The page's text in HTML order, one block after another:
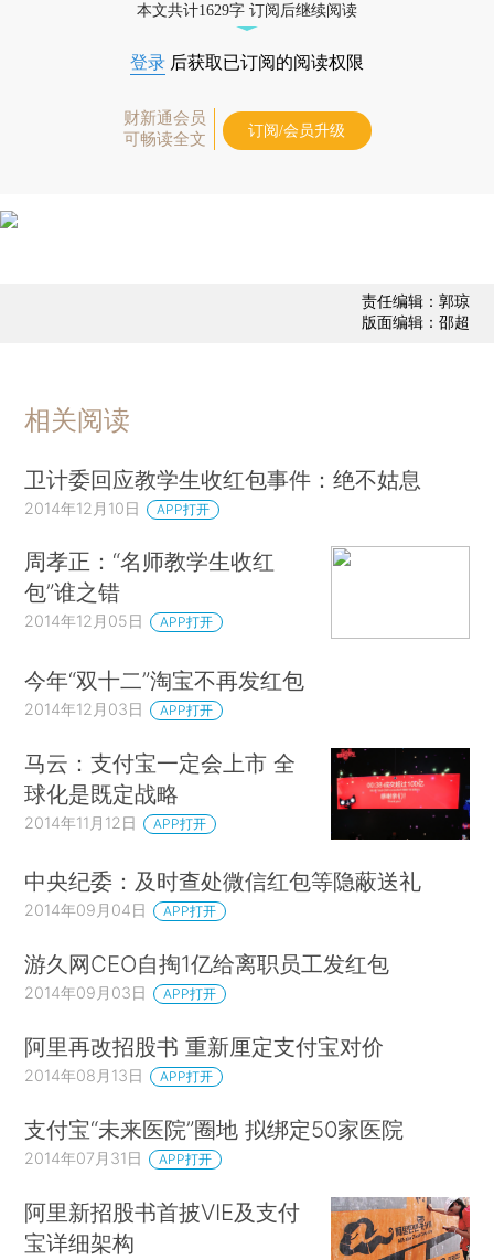
本文共计1629字 订阅后继续阅读
登录 后获取已订阅的阅读权限
财新通会员
可畅读全文
订阅/会员升级
责任编辑：郭琼
版面编辑：邵超
相关阅读
卫计委回应教学生收红包事件：绝不姑息
2014年12月10日 APP打开
周孝正：“名师教学生收红
包”谁之错
2014年12月05日 APP打开
今年“双十二”淘宝不再发红包
2014年12月03日 APP打开
马云：支付宝一定会上市 全
球化是既定战略
2014年11月12日 APP打开
中央纪委：及时查处微信红包等隐蔽送礼
2014年09月04日 APP打开
游久网CEO自掏1亿给离职员工发红包
2014年09月03日 APP打开
阿里再改招股书 重新厘定支付宝对价
2014年08月13日 APP打开
支付宝“未来医院”圈地 拟绑定50家医院
2014年07月31日 APP打开
阿里新招股书首披VIE及支付
宝详细架构